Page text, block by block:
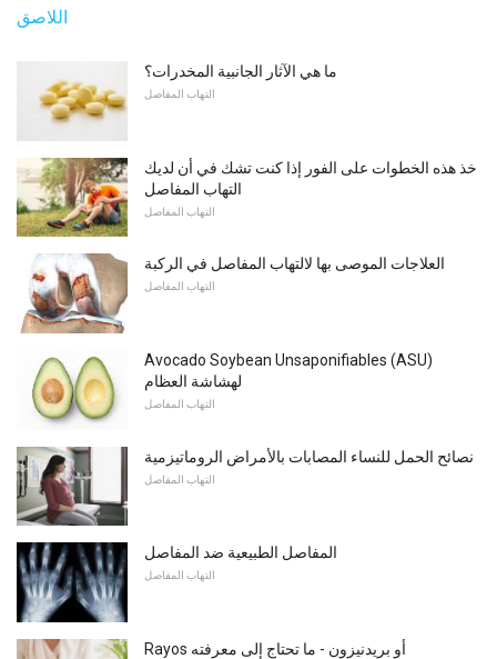
اللاصق
ما هي الآثار الجانبية المخدرات؟
التهاب المفاصل
خذ هذه الخطوات على الفور إذا كنت تشك في أن لديك
التهاب المفاصل
التهاب المفاصل
العلاجات الموصى بها لالتهاب المفاصل في الركبة
التهاب المفاصل
Avocado Soybean Unsaponifiables (ASU)
لهشاشة العظام
التهاب المفاصل
نصائح الحمل للنساء المصابات بالأمراض الروماتيزمية
التهاب المفاصل
المفاصل الطبيعية ضد المفاصل
التهاب المفاصل
Rayos أو بريدنيزون - ما تحتاج إلى معرفته